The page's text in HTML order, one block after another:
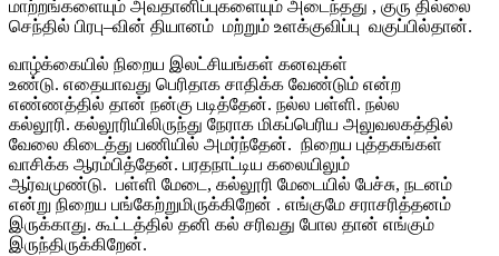
மாற்றங்களையும் அவதானிப்புகளையும் அடைந்தது , குரு தில்லை
செந்தில் பிரபு–வின் தியானம் மற்றும் உளக்குவிப்பு வகுப்பில்தான்.
வாழ்க்கையில் நிறைய இலட்சியங்கள் கனவுகள்
உண்டு. எதையாவது பெரிதாக சாதிக்க வேண்டும் என்ற
எண்ணத்தில் தான் நன்கு படித்தேன். நல்ல பள்ளி. நல்ல
கல்லூரி. கல்லூரியிலிருந்து நேராக மிகப்பெரிய அலுவலகத்தில்
வேலை கிடைத்து பணியில் அமர்ந்தேன். நிறைய புத்தகங்கள்
வாசிக்க ஆரம்பித்தேன். பரதநாட்டிய கலையிலும்
ஆர்வமுண்டு. பள்ளி மேடை, கல்லூரி மேடையில் பேச்சு, நடனம்
என்று நிறைய பங்கேற்றுமிருக்கிறேன் . எங்குமே சராசரித்தனம்
இருக்காது. கூட்டத்தில் தனி கல் சரிவது போல தான் எங்கும்
இருந்திருக்கிறேன்.